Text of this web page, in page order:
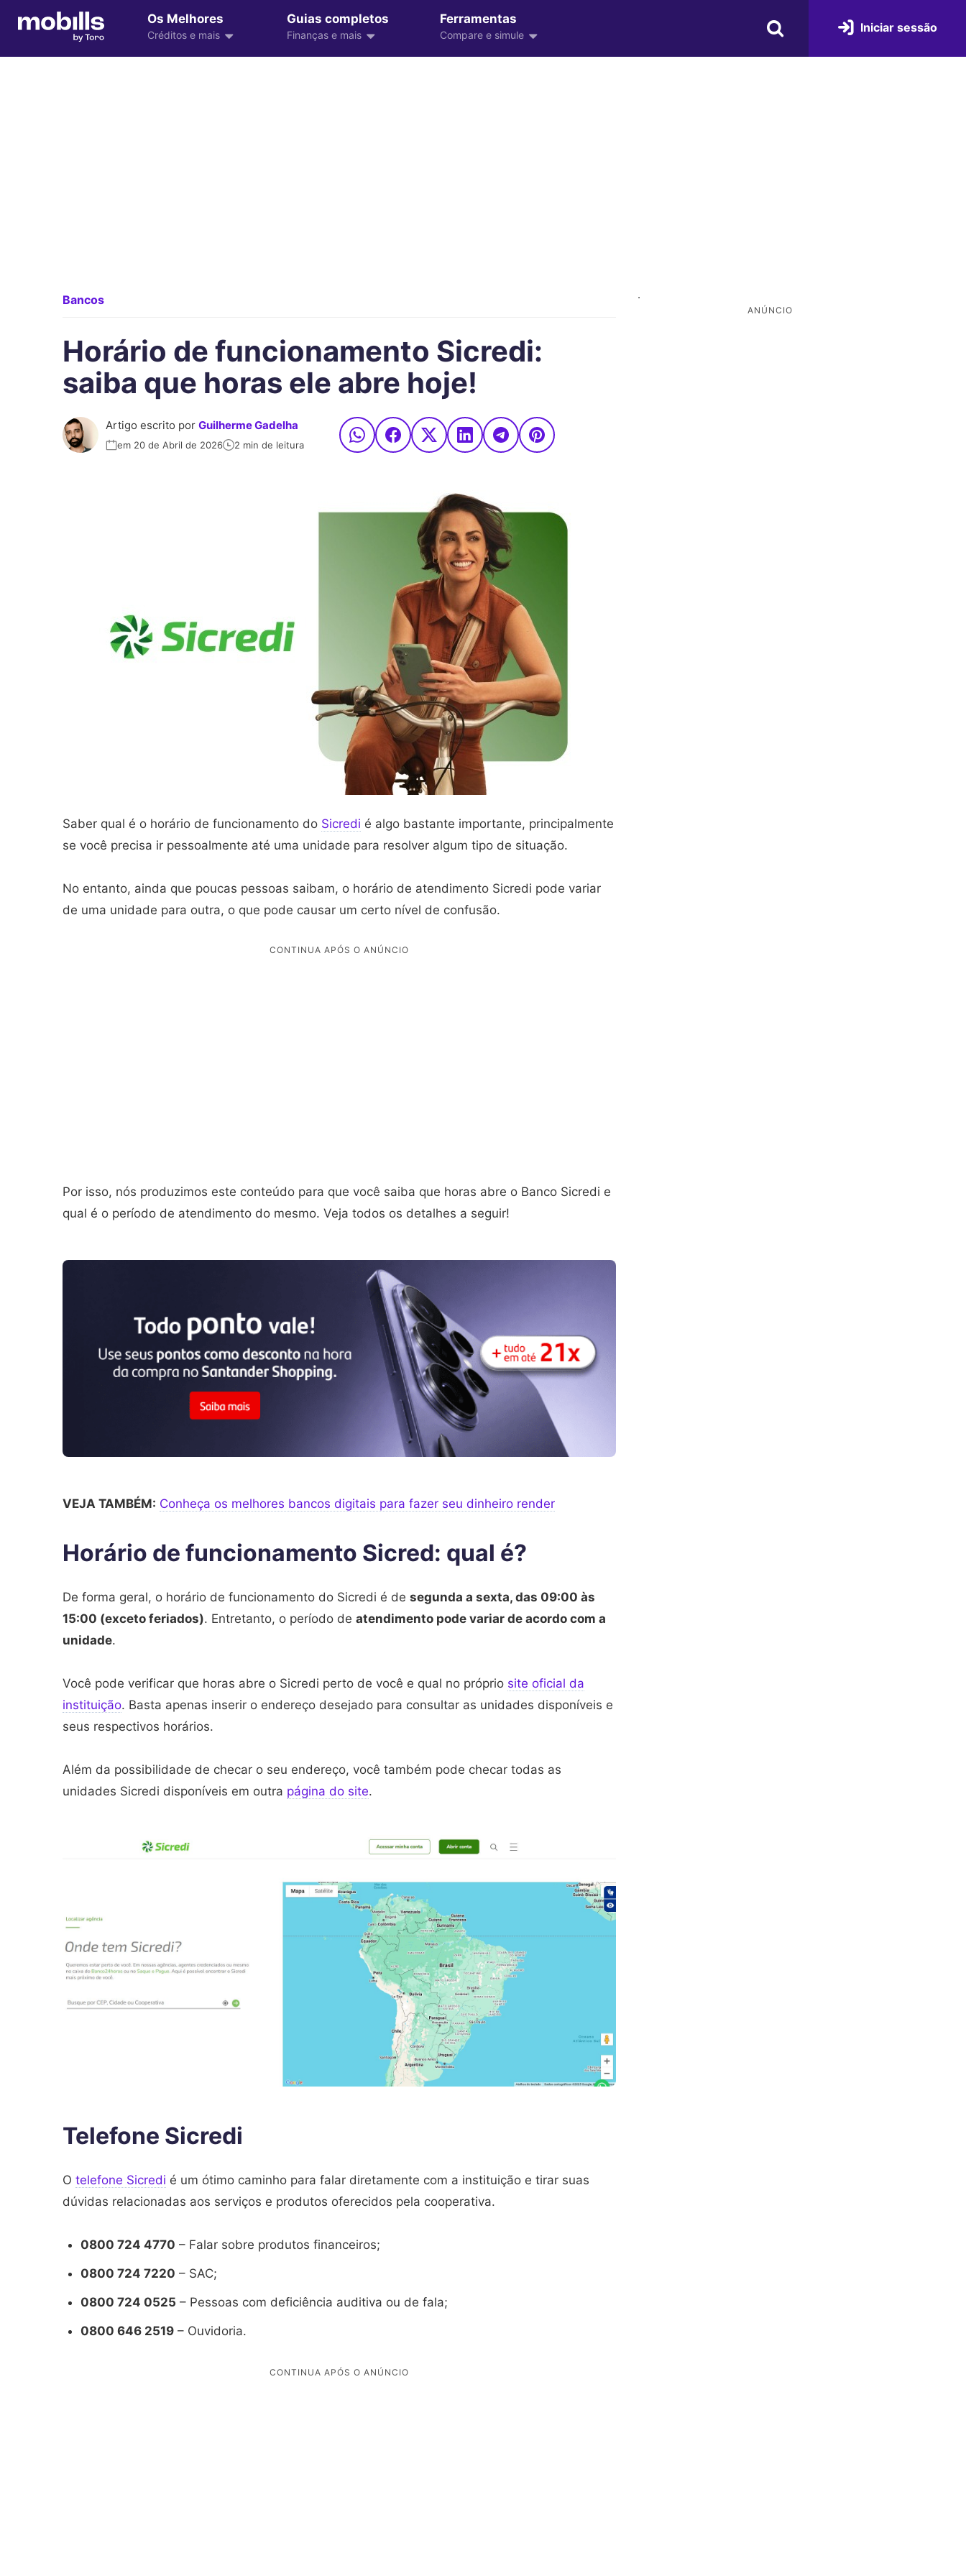
Os Melhores
Créditos e mais
Guias completos
Finanças e mais
Ferramentas
Compare e simule
Iniciar sessão
Bancos
Horário de funcionamento Sicredi:
saiba que horas ele abre hoje!
Artigo escrito por Guilherme Gadelha
em 20 de Abril de 2026 2 min de leitura
Saber qual é o horário de funcionamento do Sicredi é algo bastante importante, principalmente
se você precisa ir pessoalmente até uma unidade para resolver algum tipo de situação.
No entanto, ainda que poucas pessoas saibam, o horário de atendimento Sicredi pode variar
de uma unidade para outra, o que pode causar um certo nível de confusão.
Por isso, nós produzimos este conteúdo para que você saiba que horas abre o Banco Sicredi e
qual é o período de atendimento do mesmo. Veja todos os detalhes a seguir!
VEJA TAMBÉM: Conheça os melhores bancos digitais para fazer seu dinheiro render
Horário de funcionamento Sicred: qual é?
De forma geral, o horário de funcionamento do Sicredi é de segunda a sexta, das 09:00 às
15:00 (exceto feriados). Entretanto, o período de atendimento pode variar de acordo com a
unidade.
Você pode verificar que horas abre o Sicredi perto de você e qual no próprio site oficial da
instituição. Basta apenas inserir o endereço desejado para consultar as unidades disponíveis e
seus respectivos horários.
Além da possibilidade de checar o seu endereço, você também pode checar todas as
unidades Sicredi disponíveis em outra página do site.
Telefone Sicredi
O telefone Sicredi é um ótimo caminho para falar diretamente com a instituição e tirar suas
dúvidas relacionadas aos serviços e produtos oferecidos pela cooperativa.
0800 724 4770 – Falar sobre produtos financeiros;
0800 724 7220 – SAC;
0800 724 0525 – Pessoas com deficiência auditiva ou de fala;
0800 646 2519 – Ouvidoria.
.